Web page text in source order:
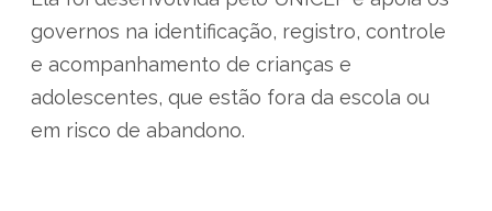
governos na identificação, registro, controle
e acompanhamento de crianças e
adolescentes, que estão fora da escola ou
em risco de abandono.